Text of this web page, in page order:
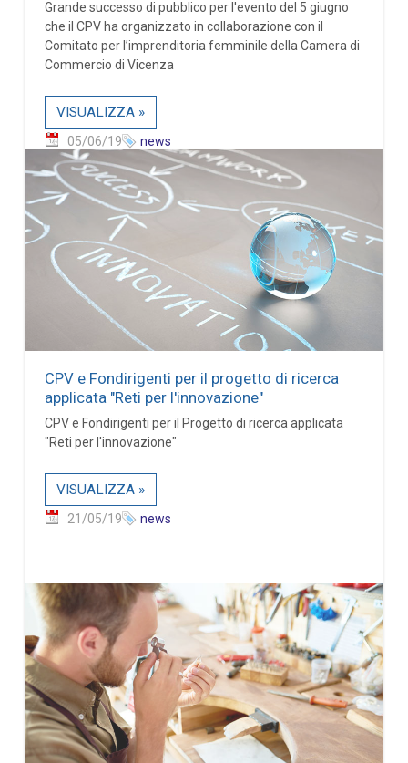
Grande successo di pubblico per l'evento del 5 giugno
che il CPV ha organizzato in collaborazione con il
Comitato per l’imprenditoria femminile della Camera di
Commercio di Vicenza
VISUALIZZA »
05/06/19 news
CPV e Fondirigenti per il progetto di ricerca
applicata "Reti per l'innovazione"
CPV e Fondirigenti per il Progetto di ricerca applicata
"Reti per l'innovazione"
VISUALIZZA »
21/05/19 news